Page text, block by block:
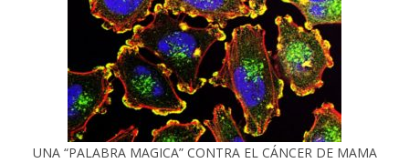
UNA “PALABRA MAGICA” CONTRA EL CÁNCER DE MAMA